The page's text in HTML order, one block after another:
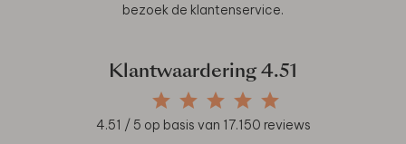
bezoek de klantenservice.
Klantwaardering 4.51
4.51 / 5 op basis van 17.150 reviews